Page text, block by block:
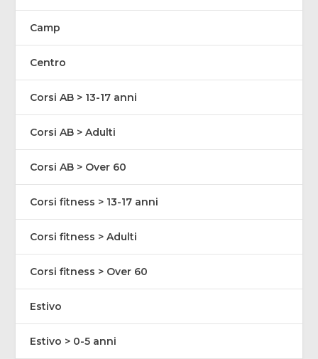
Camp
Centro
Corsi AB > 13-17 anni
Corsi AB > Adulti
Corsi AB > Over 60
Corsi fitness > 13-17 anni
Corsi fitness > Adulti
Corsi fitness > Over 60
Estivo
Estivo > 0-5 anni